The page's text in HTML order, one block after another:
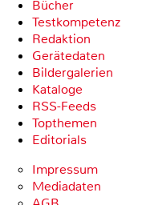
Bücher
Testkompetenz
Redaktion
Gerätedaten
Bildergalerien
Kataloge
RSS-Feeds
Topthemen
Editorials
Impressum
Mediadaten